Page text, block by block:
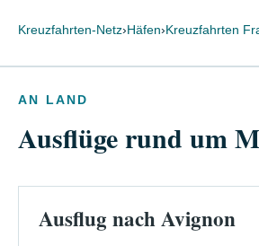
Kreuzfahrten-Netz›Häfen›Kreuzfahrten
AN LAND
Ausflüge rund um
Ausflug nach Avignon